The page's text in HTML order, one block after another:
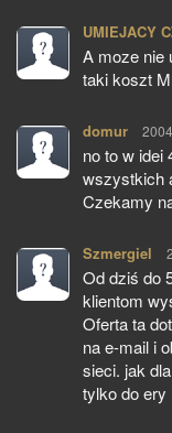
UMIEJACY
A moze nie
taki koszt
domur
no to w idei
wszystkich
Czekamy
Szmergiel
Od dziś do
klientom
Oferta ta
na e-mail i
sieci. jak
tylko do ery